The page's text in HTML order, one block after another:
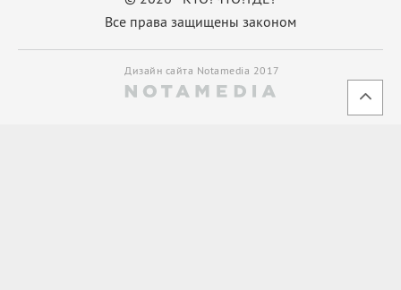
Все права защищены законом
Дизайн сайта Notamedia 2017